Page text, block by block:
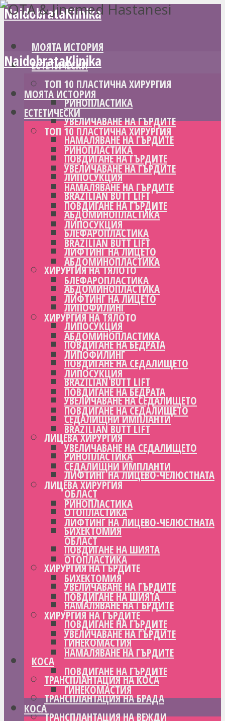
NaidobrataKlinika
МОЯТА ИСТОРИЯ
ЕСТЕТИЧЕСКИ
ТОП 10 ПЛАСТИЧНА ХИРУРГИЯ
РИНОПЛАСТИКА
УВЕЛИЧАВАНЕ НА ГЪРДИТЕ
НАМАЛЯВАНЕ НА ГЪРДИТЕ
ПОВДИГАНЕ НА ГЪРДИТЕ
ЛИПОСУКЦИЯ
BRAZILIAN BUTT LIFT
АБДОМИНОПЛАСТИКА
БЛЕФАРОПЛАСТИКА
ЛИФТИНГ НА ЛИЦЕТО
ХИРУРГИЯ НА ТЯЛОТО
АБДОМИНОПЛАСТИКА
ЛИПОФИЛИНГ
ЛИПОСУКЦИЯ
ПОВДИГАНЕ НА БЕДРАТА
ПОВДИГАНЕ НА СЕДАЛИЩЕТО
BRAZILIAN BUTT LIFT
УВЕЛИЧАВАНЕ НА СЕДАЛИЩЕТО
СЕДАЛИЩНИ ИМПЛАНТИ
ЛИЦЕВА ХИРУРГИЯ
РИНОПЛАСТИКА
ЛИФТИНГ НА ЛИЦЕВО-ЧЕЛЮСТНАТА
ОБЛАСТ
ОТОПЛАСТИКА
БИХЕКТОМИЯ
ПОВДИГАНЕ НА ШИЯТА
ХИРУРГИЯ НА ГЪРДИТЕ
УВЕЛИЧАВАНЕ НА ГЪРДИТЕ
НАМАЛЯВАНЕ НА ГЪРДИТЕ
ПОВДИГАНЕ НА ГЪРДИТЕ
ГИНЕКОМАСТИЯ
КОСА
ТРАНСПЛАНТАЦИЯ НА КОСА
ТРАНСПЛАНТАЦИЯ НА БРАДА
ТРАНСПЛАНТАЦИЯ НА ВЕЖДИ
NaidobrataKlinika
МОЯТА ИСТОРИЯ
ЕСТЕТИЧЕСКИ
ТОП 10 ПЛАСТИЧНА ХИРУРГИЯ
РИНОПЛАСТИКА
УВЕЛИЧАВАНЕ НА ГЪРДИТЕ
НАМАЛЯВАНЕ НА ГЪРДИТЕ
ПОВДИГАНЕ НА ГЪРДИТЕ
ЛИПОСУКЦИЯ
BRAZILIAN BUTT LIFT
АБДОМИНОПЛАСТИКА
БЛЕФАРОПЛАСТИКА
ЛИФТИНГ НА ЛИЦЕТО
ХИРУРГИЯ НА ТЯЛОТО
АБДОМИНОПЛАСТИКА
ЛИПОФИЛИНГ
ЛИПОСУКЦИЯ
ПОВДИГАНЕ НА БЕДРАТА
ПОВДИГАНЕ НА СЕДАЛИЩЕТО
BRAZILIAN BUTT LIFT
УВЕЛИЧАВАНЕ НА СЕДАЛИЩЕТО
СЕДАЛИЩНИ ИМПЛАНТИ
ЛИЦЕВА ХИРУРГИЯ
РИНОПЛАСТИКА
ЛИФТИНГ НА ЛИЦЕВО-ЧЕЛЮСТНАТА
ОБЛАСТ
ОТОПЛАСТИКА
БИХЕКТОМИЯ
ПОВДИГАНЕ НА ШИЯТА
ХИРУРГИЯ НА ГЪРДИТЕ
УВЕЛИЧАВАНЕ НА ГЪРДИТЕ
НАМАЛЯВАНЕ НА ГЪРДИТЕ
ПОВДИГАНЕ НА ГЪРДИТЕ
ГИНЕКОМАСТИЯ
КОСА